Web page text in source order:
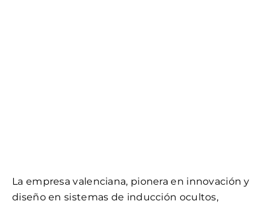
La empresa valenciana, pionera en innovación y
diseño en sistemas de inducción ocultos,